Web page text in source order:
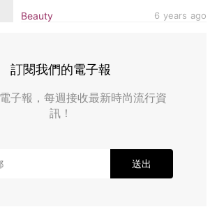
Beauty 6 years ago
眼圈及暗瘡！
訂閱我們的電子報
子報，每週接收最新時尚流行資
訊！
送出